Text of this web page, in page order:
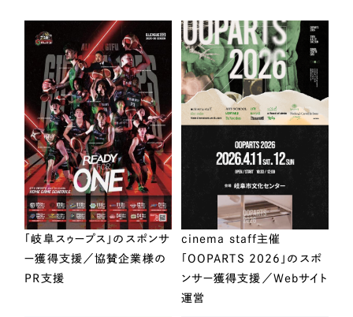
「岐阜スゥープス」のスポンサ
ー獲得支援／協賛企業様の
PR支援
cinema staff主催
「OOPARTS 2026」のスポ
ンサー獲得支援／Webサイト
運営